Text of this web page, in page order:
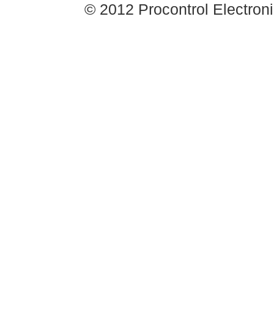
© 2012 Procontrol